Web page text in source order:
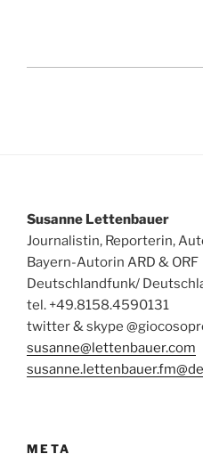
Susanne Lettenbauer
Journalistin, Reporterin,
Bayern-Autorin ARD & ORF
Deutschlandfunk/
tel. +49.8158.4590131
twitter & skype
susanne@lettenbauer.com
META